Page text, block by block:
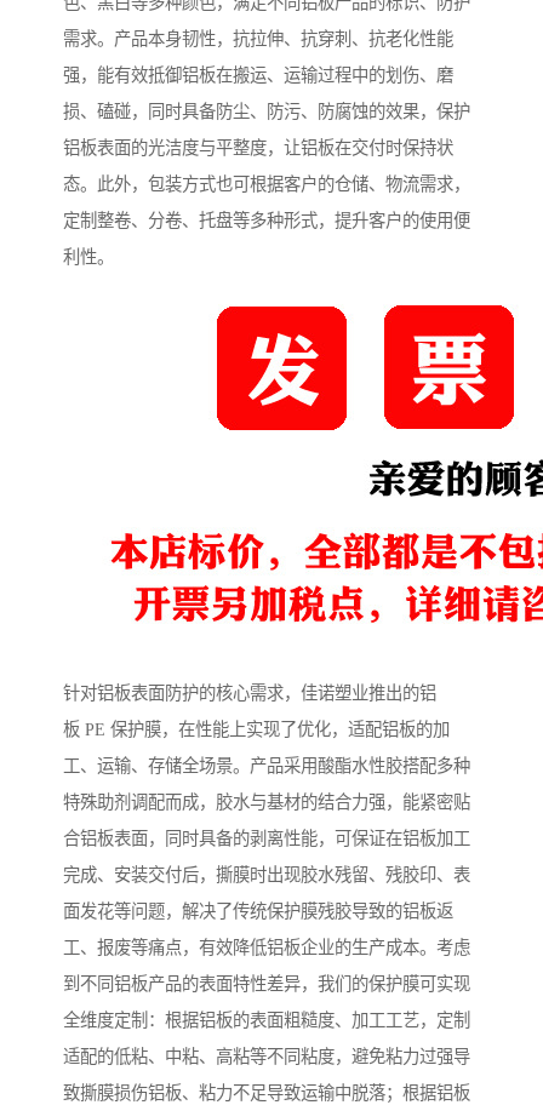
需求。产品本身韧性，抗拉伸、抗穿刺、抗老化性能
强，能有效抵御铝板在搬运、运输过程中的划伤、磨
损、磕碰，同时具备防尘、防污、防腐蚀的效果，保护
铝板表面的光洁度与平整度，让铝板在交付时保持状
态。此外，包装方式也可根据客户的仓储、物流需求，
定制整卷、分卷、托盘等多种形式，提升客户的使用便
利性。
针对铝板表面防护的核心需求，佳诺塑业推出的铝
板 PE 保护膜，在性能上实现了优化，适配铝板的加
工、运输、存储全场景。产品采用酸酯水性胶搭配多种
特殊助剂调配而成，胶水与基材的结合力强，能紧密贴
合铝板表面，同时具备的剥离性能，可保证在铝板加工
完成、安装交付后，撕膜时出现胶水残留、残胶印、表
面发花等问题，解决了传统保护膜残胶导致的铝板返
工、报废等痛点，有效降低铝板企业的生产成本。考虑
到不同铝板产品的表面特性差异，我们的保护膜可实现
全维度定制：根据铝板的表面粗糙度、加工工艺，定制
适配的低粘、中粘、高粘等不同粘度，避免粘力过强导
致撕膜损伤铝板、粘力不足导致运输中脱落；根据铝板